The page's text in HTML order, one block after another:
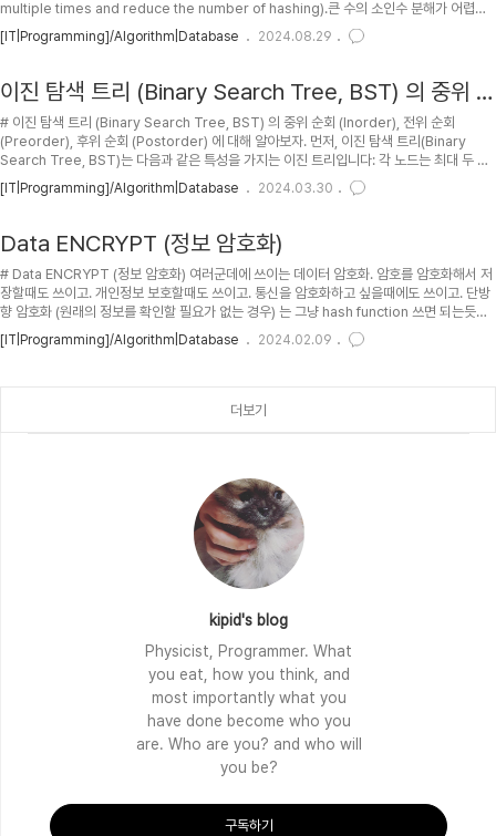
with salt multiple times and reduce the number
of hashing).
multiple times and reduce the number of hashing).큰 수의 소인수 분해가 어렵다
는 것을 이용한 것이 RSA 암호인데, 애초에 소수를 찾는 것 부터 시작해서 두 소수의 곱을 알
아내고 소수에 대한 정보는 지운다는게 핵심인데... 잘 생각해보면 소수에 대한 정보를 절대
라고 만들어 놓으면 어떠한 두 큰 소수의 곱도 어떻게 소인수 분해 해야 하는지 order(1..
[IT|Programming]/Algorithm|Database 2024.08.29
이진 탐색 트리 (Binary Search Tree, BST) 의 중위 순
회 (Inorder), 전위 순회 (Preorder), 후위 순회
(Postorder) 에 대해 알아보자.
# 이진 탐색 트리 (Binary Search Tree, BST) 의 중위 순회 (Inorder), 전위 순회
(Preorder), 후위 순회 (Postorder) 에 대해 알아보자. 먼저, 이진 탐색 트리(Binary
Search Tree, BST)는 다음과 같은 특성을 가지는 이진 트리입니다: 각 노드는 최대 두 개
의 자식 노드를 가질 수 있습니다. 왼쪽 서브트리의 모든 노드는 해당 노드보다 작거나 같은
값을 가지며, 오른쪽 서브트리의 모든 노드는 해당 노드보다 큰 값을 가집니다.
right=None): self.val = val self.left = left sel..
[IT|Programming]/Algorithm|Database 2024.03.30
Data ENCRYPT (정보 암호화)
# Data ENCRYPT (정보 암호화) 여러군데에 쓰이는 데이터 암호화. 암호를 암호화해서 저
장할때도 쓰이고. 개인정보 보호할때도 쓰이고. 통신을 암호화하고 싶을때에도 쓰이고. 단방
향 암호화 (원래의 정보를 확인할 필요가 없는 경우) 는 그냥 hash function 쓰면 되는듯도.
보통 단방향 암호화는 input 이 예전 input 과 일치하는지를 확인하는 용도로 자주 쓰이는
듯. (즉 password 확인 같은거.) ## PH 2014-12-21: 예전에 썼던 글이긴 한데, 조금 더
[IT|Programming]/Algorithm|Database 2024.02.09
더보기
kipid's blog
Physicist, Programmer. What
you eat, how you think, and
most importantly what you
have done become who you
are. Who are you? and who will
you be?
구독하기